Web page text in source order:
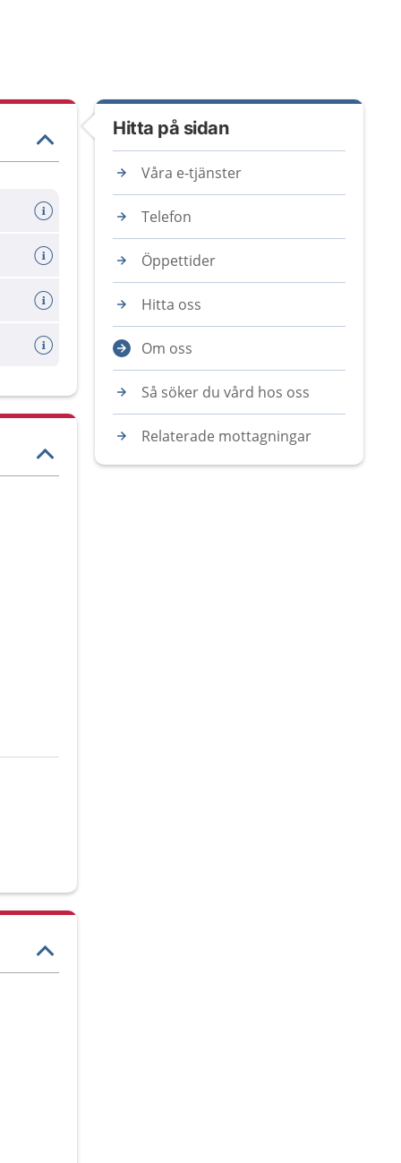
Hitta på sidan
Våra e-tjänster
Telefon
Öppettider
Hitta oss
Om oss
Så söker du vård hos oss
Relaterade mottagningar